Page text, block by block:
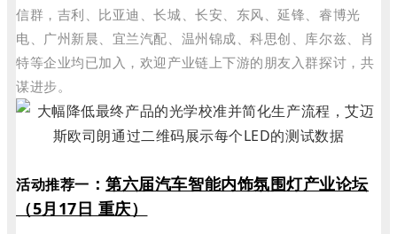
信群，吉利、比亚迪、长城、长安、东风、延锋、睿博光
电、广州新晨、宜兰汽配、温州锦成、科思创、库尔兹、肖
特等企业均已加入，欢迎产业链上下游的朋友入群探讨，共
谋进步。
活动推荐一 ：第六届汽车智能内饰氛围灯产业论坛
（5月17日 重庆）